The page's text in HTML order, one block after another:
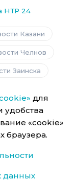
НТР 24
Казани
Челнов
Заинска
для
удобства
«cookie»
браузера.
данных